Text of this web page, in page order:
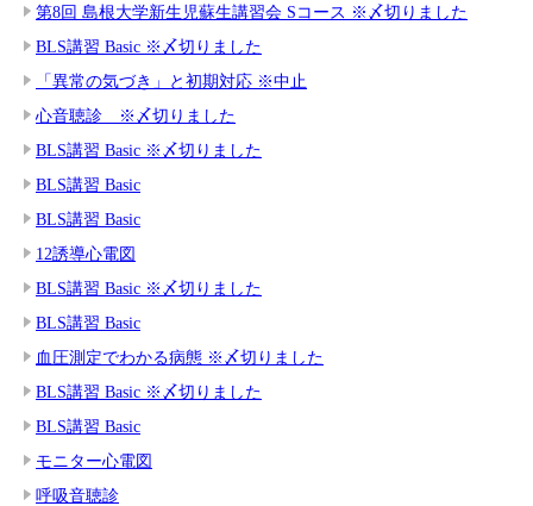
第8回 島根大学新生児蘇生講習会 Sコース ※〆切りました
BLS講習 Basic ※〆切りました
「異常の気づき」と初期対応 ※中止
心音聴診 ※〆切りました
BLS講習 Basic ※〆切りました
BLS講習 Basic
BLS講習 Basic
12誘導心電図
BLS講習 Basic ※〆切りました
BLS講習 Basic
血圧測定でわかる病態 ※〆切りました
BLS講習 Basic ※〆切りました
BLS講習 Basic
モニター心電図
呼吸音聴診